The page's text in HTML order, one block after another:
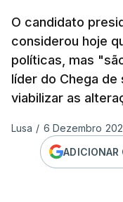
O candidato
considerou hoje
políticas, mas
líder do Chega
viabilizar as
Lusa / 6 Dezembro
ADICIONAR